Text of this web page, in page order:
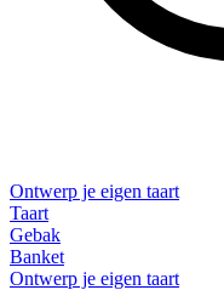
Ontwerp je eigen taart
Taart
Gebak
Banket
Ontwerp je eigen taart